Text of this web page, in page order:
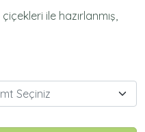
ile hazırlanmış,
Seçiniz